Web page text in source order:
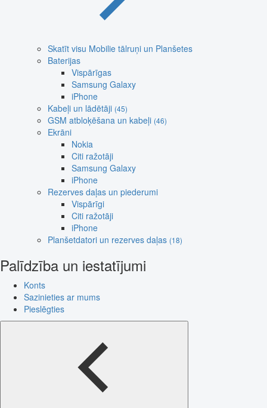
Skatīt visu Mobilie tālruņi un Planšetes
Baterijas
Vispārīgas
Samsung Galaxy
iPhone
Kabeļi un lādētāji (45)
GSM atbloķēšana un kabeļi (46)
Ekrāni
Nokia
Citi ražotāji
Samsung Galaxy
iPhone
Rezerves daļas un piederumi
Vispārīgi
Citi ražotāji
iPhone
Planšetdatori un rezerves daļas (18)
Palīdzība un iestatījumi
Konts
Sazinieties ar mums
Pieslēgties